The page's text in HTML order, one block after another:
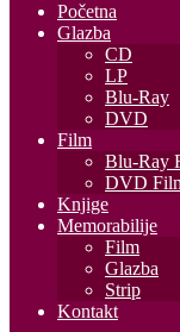
Početna
Glazba
CD
LP
Blu-Ray
DVD
Film
Blu-Ray
DVD
Knjige
Memorabilije
Film
Glazba
Strip
Kontakt